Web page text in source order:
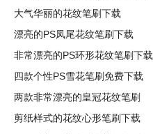
大气华丽的花纹笔刷下载
漂亮的PS凤尾花纹笔刷下载
非常漂亮的PS环形花纹笔刷下载
四款个性PS雪花笔刷免费下载
两款非常漂亮的皇冠花纹笔刷
剪纸样式的花纹心形笔刷下载